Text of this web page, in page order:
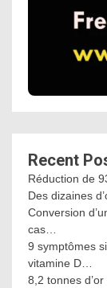
Recent
Réduction de
Des dizaines
Conversion
cas…
9 symptômes
vitamine D…
8,2 tonnes